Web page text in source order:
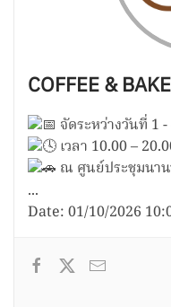
COFFEE &
จัดระหว่างวันที่ 1
เวลา 10.00 –
ณ ศูนย์ประชุมนา
...
Date:01/10/2026